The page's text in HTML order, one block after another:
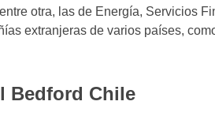
otra, las de Energía, Servicios
extranjeras de varios países,
Bedford Chile